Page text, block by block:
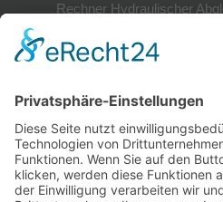
Rechner Hydraulischer
Mitglieder
Mitgliederverzeichnis
Referenzobjekte